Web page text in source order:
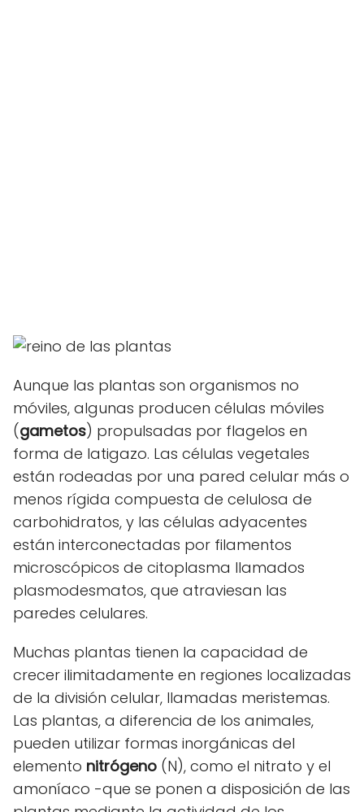
Aunque las plantas son organismos no
móviles, algunas producen células móviles
(gametos) propulsadas por flagelos en
forma de latigazo. Las células vegetales
están rodeadas por una pared celular más o
menos rígida compuesta de celulosa de
carbohidratos, y las células adyacentes
están interconectadas por filamentos
microscópicos de citoplasma llamados
plasmodesmatos, que atraviesan las
paredes celulares.
Muchas plantas tienen la capacidad de
crecer ilimitadamente en regiones localizadas
de la división celular, llamadas meristemas.
Las plantas, a diferencia de los animales,
pueden utilizar formas inorgánicas del
elemento nitrógeno (N), como el nitrato y el
amoníaco -que se ponen a disposición de las